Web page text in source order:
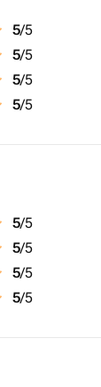
5/5
5/5
5/5
5/5
5/5
5/5
5/5
5/5